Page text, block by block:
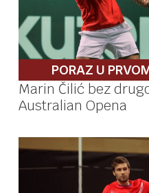
PORAZ U
Marin Čilić bez
Australian Opena